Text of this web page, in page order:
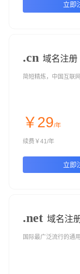
立即
.cn 域名注册
简短精炼，中国互联
￥29/年
续费￥41/年
立即
.net 域名注
国际最广泛流行的通